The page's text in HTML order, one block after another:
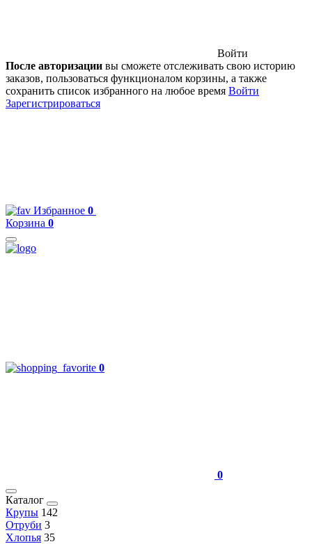
Войти
После авторизации вы сможете отслеживать свою историю
заказов, пользоваться функционалом корзины, а также
сохранить список избранного на любое время Войти
Зарегистрироваться
Избранное 0
Корзина 0
0
0
Каталог
Крупы 142
Отруби 3
Хлопья 35